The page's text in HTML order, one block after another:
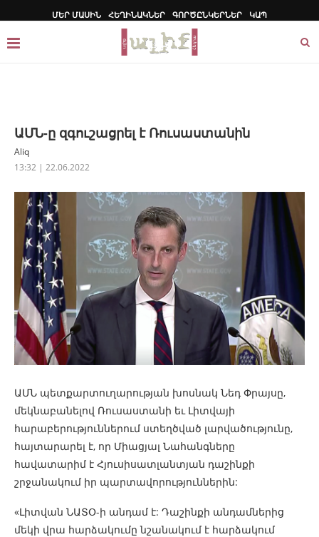
ՄԵՐ ՄԱՍԻՆ ՀԵՂԻՆԱԿՆԵՐ ԳՈՐԾԸՆԿԵՐՆԵՐ ԿԱՊ
ԱՄՆ-ը զգուշացրել է Ռուսաստանին
Aliq
13:32 | 22.06.2022
ԱՄՆ պետքարտուղարության խոսնակ Նեդ Փրայսը,
մեկնաբանելով Ռուսաստանի եւ Լիտվայի
հարաբերություններում ստեղծված լարվածությունը,
հայտարարել է, որ Միացյալ Նահանգները
հավատարիմ է Հյուսիսատլանտյան դաշինքի
շրջանակում իր պարտավորություններին:
«Լիտվան ՆԱՏՕ-ի անդամ է: Դաշինքի անդամներից
մեկի վրա հարձակումը նշանակում է հարձակում